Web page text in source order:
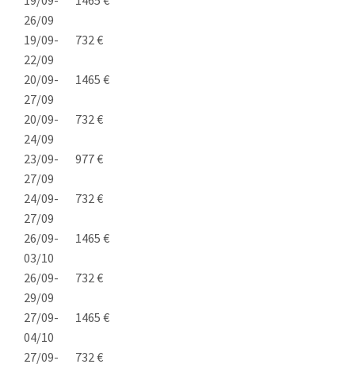
26/09
19/09-
22/09
732 €
20/09-
27/09
1465 €
20/09-
24/09
732 €
23/09-
27/09
977 €
24/09-
27/09
732 €
26/09-
03/10
1465 €
26/09-
29/09
732 €
27/09-
04/10
1465 €
27/09-
732 €